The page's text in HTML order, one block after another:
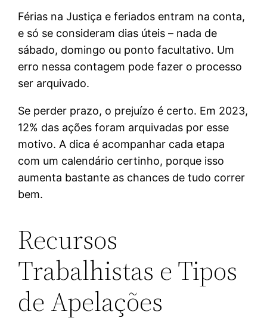
Férias na Justiça e feriados entram na conta,
e só se consideram dias úteis – nada de
sábado, domingo ou ponto facultativo. Um
erro nessa contagem pode fazer o processo
ser arquivado.
Se perder prazo, o prejuízo é certo. Em 2023,
12% das ações foram arquivadas por esse
motivo. A dica é acompanhar cada etapa
com um calendário certinho, porque isso
aumenta bastante as chances de tudo correr
bem.
Recursos
Trabalhistas e Tipos
de Apelações